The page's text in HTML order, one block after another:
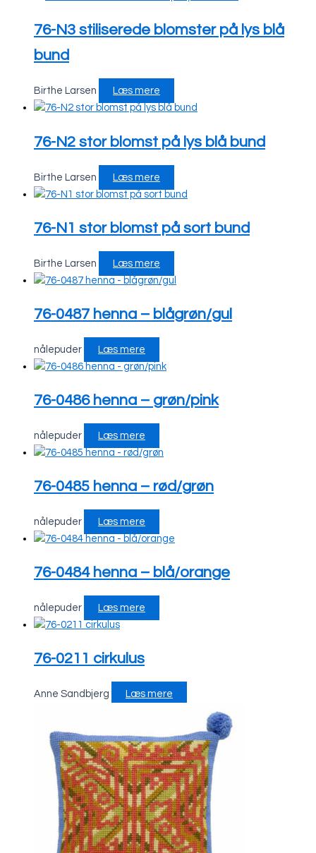
76-N3 stiliserede blomster på lys blå
bund
Birthe Larsen Læs mere
76-N2 stor blomst på lys blå bund
Birthe Larsen Læs mere
76-N1 stor blomst på sort bund
Birthe Larsen Læs mere
76-0487 henna – blågrøn/gul
nålepuder Læs mere
76-0486 henna – grøn/pink
nålepuder Læs mere
76-0485 henna – rød/grøn
nålepuder Læs mere
76-0484 henna – blå/orange
nålepuder Læs mere
76-0211 cirkulus
Anne Sandbjerg Læs mere